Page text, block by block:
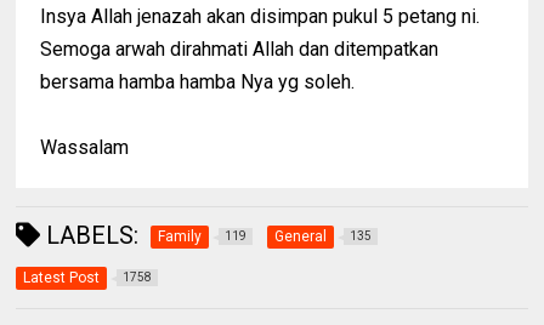
Insya Allah jenazah akan disimpan pukul 5 petang ni.
Semoga arwah dirahmati Allah dan ditempatkan
bersama hamba hamba Nya yg soleh.
Wassalam
LABELS: Family 119 General 135
Latest Post 1758